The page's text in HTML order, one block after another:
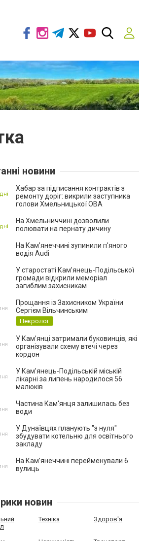
новини
Хабар за підписання контрактів з
ремонту доріг: викрили заступника
голови Хмельницької ОВА
На Хмельниччині дозволили
полювати на пернату дичину
На Камʼянеччині зупинили п'яного
водія Audi
У старостаті Кам’янець-Подільської
громади відкрили меморіал
загиблим захисникам
Прощання із Захисником України
Сергієм Вільчинським
Некролог
У Кам’янці затримали буковинців, які
організували схему втечі через
кордон
У Кам’янець-Подільській міській
лікарні за липень народилося 56
малюків
Частина Кам'янця залишилась без
води
У Дунаївцях планують "з нуля"
збудувати котельню для освітнього
закладу
На Камʼянеччині перейменували 6
вулиць
новин
Техніка Здоров'я